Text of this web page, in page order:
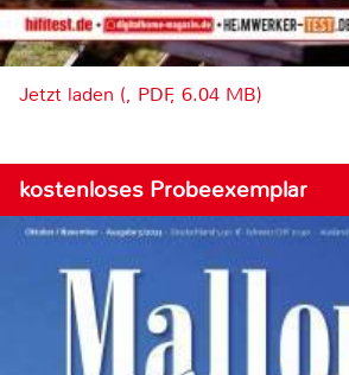
Jetzt laden (, PDF, 6.04 MB)
kostenloses Probeexemplar